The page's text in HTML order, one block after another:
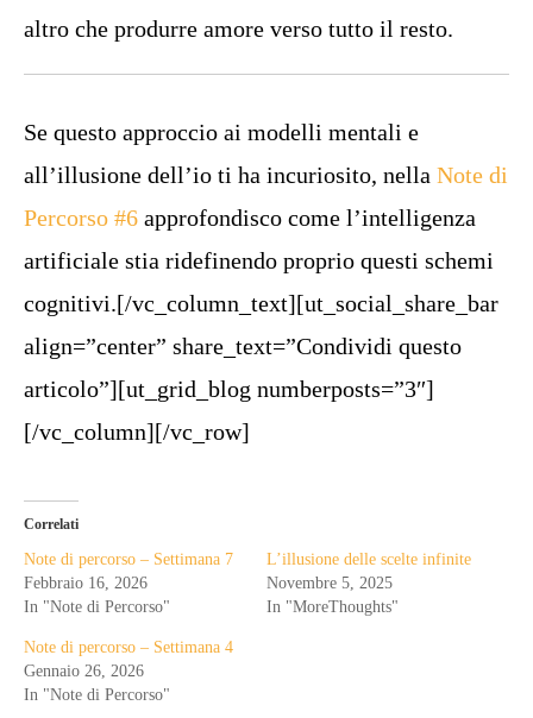
altro che produrre amore verso tutto il resto.
Se questo approccio ai modelli mentali e
all’illusione dell’io ti ha incuriosito, nella Note di
Percorso #6 approfondisco come l’intelligenza
artificiale stia ridefinendo proprio questi schemi
cognitivi.[/vc_column_text][ut_social_share_bar
align=”center” share_text=”Condividi questo
articolo”][ut_grid_blog numberposts=”3″]
[/vc_column][/vc_row]
Correlati
Note di percorso – Settimana 7
Febbraio 16, 2026
In "Note di Percorso"
L’illusione delle scelte infinite
Novembre 5, 2025
In "MoreThoughts"
Note di percorso – Settimana 4
Gennaio 26, 2026
In "Note di Percorso"